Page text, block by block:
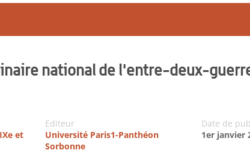
national de l'entre-deux-
et
Editeur
Université Paris1-Panthéon
Sorbonne
Date de
1er janvier